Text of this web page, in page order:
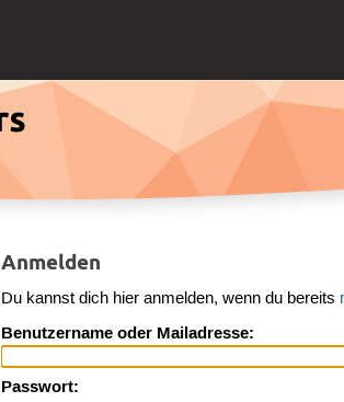
Anmelden
Du kannst dich hier anmelden, wenn du bereits
Benutzername oder Mailadresse:
Passwort: